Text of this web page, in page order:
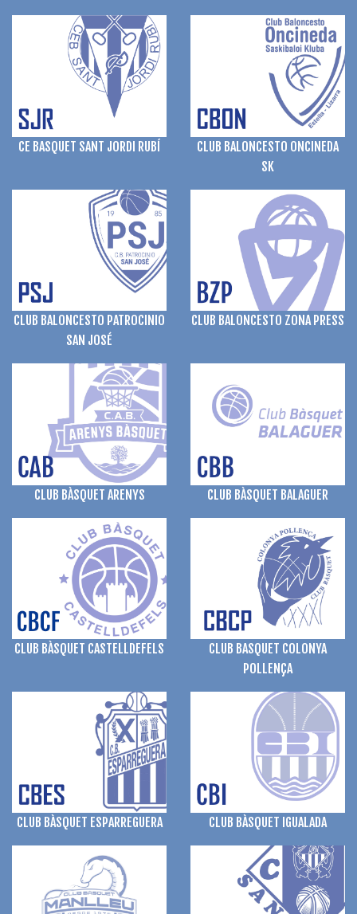
CE BASQUET SANT JORDI RUBÍ
CLUB BALONCESTO ONCINEDA
SK
CLUB BALONCESTO PATROCINIO
SAN JOSÉ
CLUB BALONCESTO ZONA PRESS
CLUB BÀSQUET ARENYS CLUB BÀSQUET BALAGUER
CLUB BÀSQUET CASTELLDEFELS
CLUB BASQUET COLONYA
POLLENÇA
CLUB BÀSQUET ESPARREGUERA CLUB BÀSQUET IGUALADA